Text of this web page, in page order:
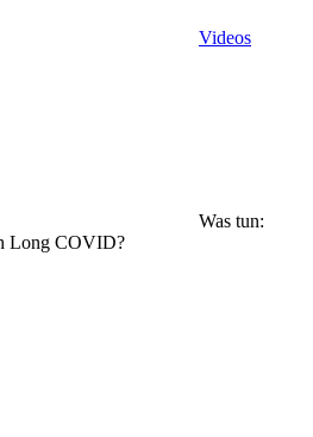
Videos
Was tun:
Long COVID?